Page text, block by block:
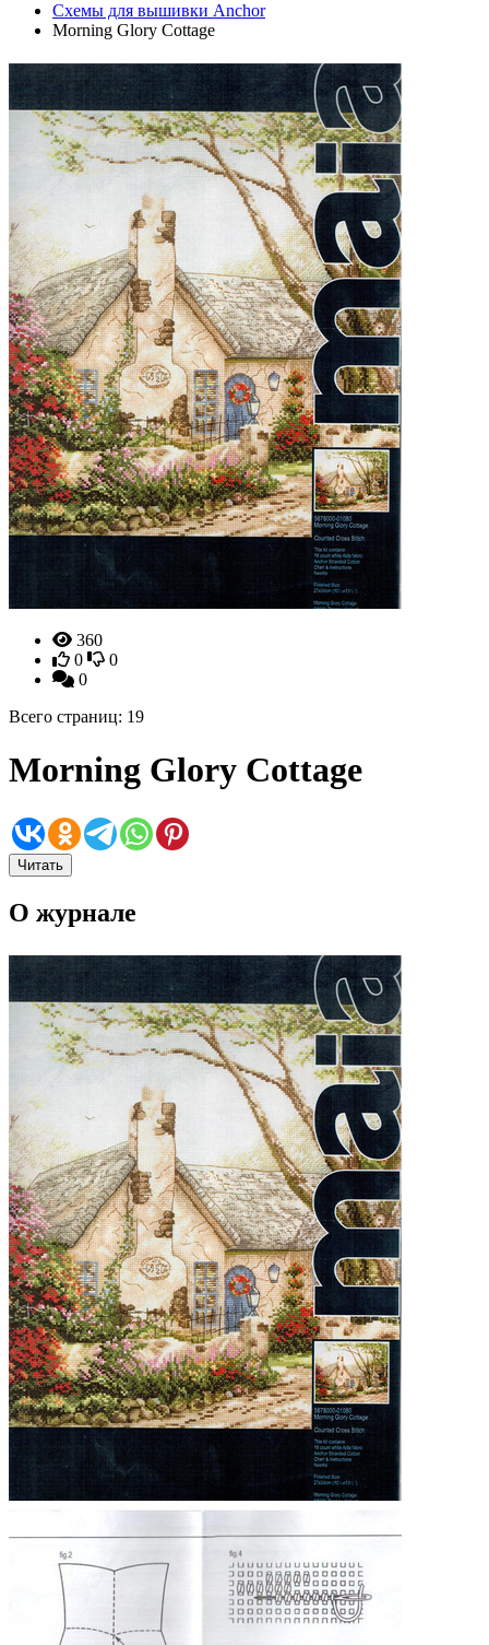
Схемы для вышивки Anchor
Morning Glory Cottage
360
0
0
0
Всего страниц: 19
Morning Glory Cottage
Читать
О журнале